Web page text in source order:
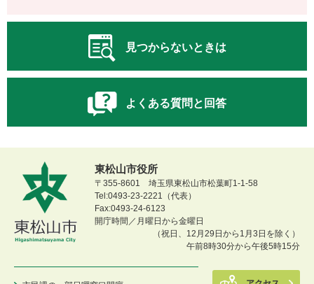
見つからないときは
よくある質問と回答
東松山市役所
〒355-8601 埼玉県東松山市松葉町1-1-58
Tel:0493-23-2221（代表）
Fax:0493-24-6123
開庁時間／月曜日から金曜日
（祝日、12月29日から1月3日を除く）
午前8時30分から午後5時15分